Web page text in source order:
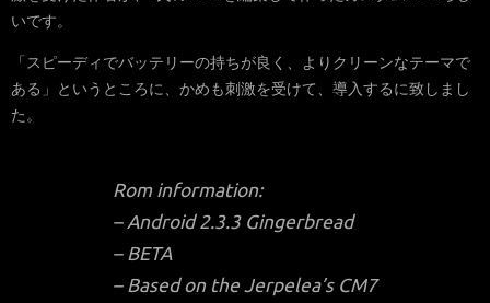
いです。
「スピーディでバッテリーの持ちが良く、よりクリーンなテーマで
ある」というところに、かめも刺激を受けて、導入するに致しまし
た。
Rom information:
– Android 2.3.3 Gingerbread
– BETA
– Based on the Jerpelea’s CM7